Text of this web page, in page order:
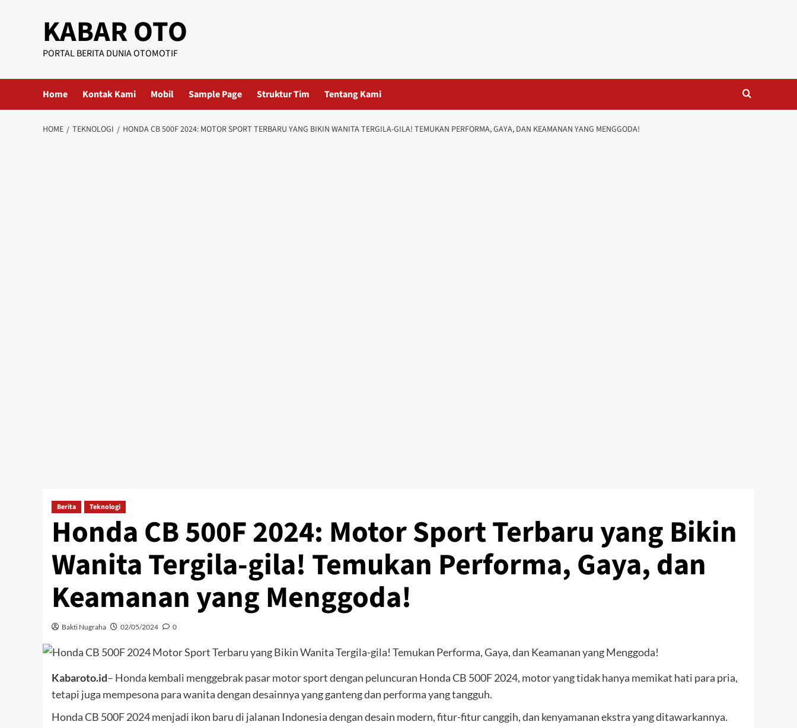
KABAR OTO
PORTAL BERITA DUNIA OTOMOTIF
Home Kontak Kami Mobil Sample Page Struktur Tim Tentang Kami
HOME TEKNOLOGI HONDA CB 500F 2024: MOTOR SPORT TERBARU YANG BIKIN WANITA TERGILA-GILA! TEMUKAN PERFORMA, GAYA, DAN KEAMANAN YANG MENGGODA!
Berita Teknologi
Honda CB 500F 2024: Motor Sport Terbaru yang Bikin
Wanita Tergila-gila! Temukan Performa, Gaya, dan
Keamanan yang Menggoda!
Bakti Nugraha 02/05/2024 0
Kabaroto.id– Honda kembali menggebrak pasar motor sport dengan peluncuran Honda CB 500F 2024, motor yang tidak hanya memikat hati para pria,
tetapi juga mempesona para wanita dengan desainnya yang ganteng dan performa yang tangguh.
Honda CB 500F 2024 menjadi ikon baru di jalanan Indonesia dengan desain modern, fitur-fitur canggih, dan kenyamanan ekstra yang ditawarkannya.